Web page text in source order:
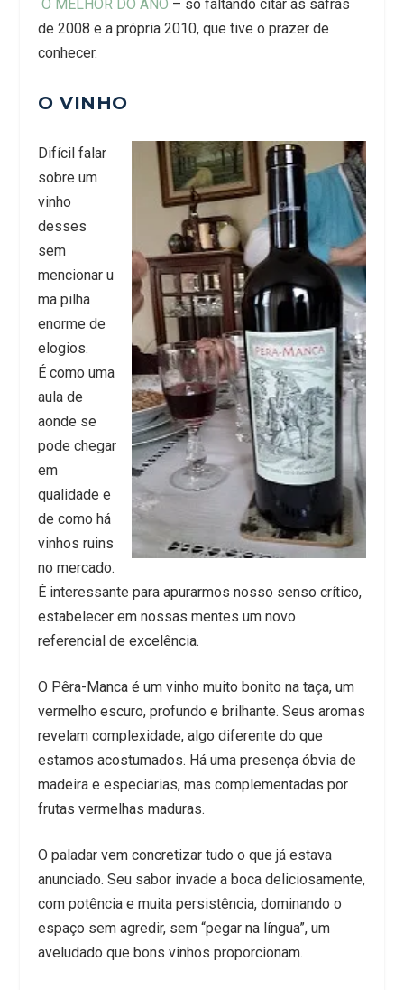
O MELHOR DO ANO – só faltando citar as safras
de 2008 e a própria 2010, que tive o prazer de
conhecer.
O VINHO
Difícil falar
sobre um
vinho
desses
sem
mencionar u
ma pilha
enorme de
elogios.
É como uma
aula de
aonde se
pode chegar
em
qualidade e
de como há
vinhos ruins
no mercado.
É interessante para apurarmos nosso senso crítico,
estabelecer em nossas mentes um novo
referencial de excelência.
O Pêra-Manca é um vinho muito bonito na taça, um
vermelho escuro, profundo e brilhante. Seus aromas
revelam complexidade, algo diferente do que
estamos acostumados. Há uma presença óbvia de
madeira e especiarias, mas complementadas por
frutas vermelhas maduras.
O paladar vem concretizar tudo o que já estava
anunciado. Seu sabor invade a boca deliciosamente,
com potência e muita persistência, dominando o
espaço sem agredir, sem “pegar na língua”, um
aveludado que bons vinhos proporcionam.